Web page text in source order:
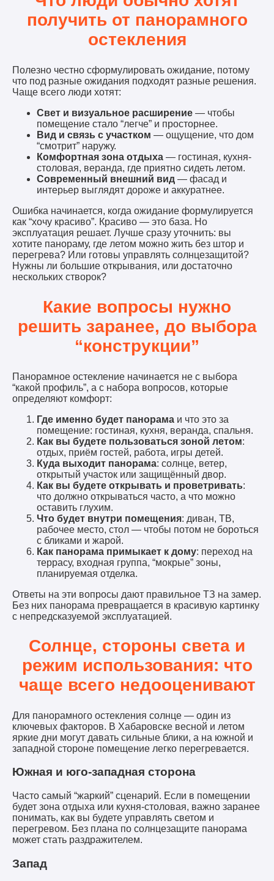
получить от панорамного
остекления
Полезно честно сформулировать ожидание, потому
что под разные ожидания подходят разные решения.
Чаще всего люди хотят:
Свет и визуальное расширение — чтобы
помещение стало “легче” и просторнее.
Вид и связь с участком — ощущение, что дом
“смотрит” наружу.
Комфортная зона отдыха — гостиная, кухня-
столовая, веранда, где приятно сидеть летом.
Современный внешний вид — фасад и
интерьер выглядят дороже и аккуратнее.
Ошибка начинается, когда ожидание формулируется
как “хочу красиво”. Красиво — это база. Но
эксплуатация решает. Лучше сразу уточнить: вы
хотите панораму, где летом можно жить без штор и
перегрева? Или готовы управлять солнцезащитой?
Нужны ли большие открывания, или достаточно
нескольких створок?
Какие вопросы нужно
решить заранее, до выбора
“конструкции”
Панорамное остекление начинается не с выбора
“какой профиль”, а с набора вопросов, которые
определяют комфорт:
Где именно будет панорама и что это за
помещение: гостиная, кухня, веранда, спальня.
Как вы будете пользоваться зоной летом:
отдых, приём гостей, работа, игры детей.
Куда выходит панорама: солнце, ветер,
открытый участок или защищённый двор.
Как вы будете открывать и проветривать:
что должно открываться часто, а что можно
оставить глухим.
Что будет внутри помещения: диван, ТВ,
рабочее место, стол — чтобы потом не бороться
с бликами и жарой.
Как панорама примыкает к дому: переход на
террасу, входная группа, “мокрые” зоны,
планируемая отделка.
Ответы на эти вопросы дают правильное ТЗ на замер.
Без них панорама превращается в красивую картинку
с непредсказуемой эксплуатацией.
Солнце, стороны света и
режим использования: что
чаще всего недооценивают
Для панорамного остекления солнце — один из
ключевых факторов. В Хабаровске весной и летом
яркие дни могут давать сильные блики, а на южной и
западной стороне помещение легко перегревается.
Южная и юго-западная сторона
Часто самый “жаркий” сценарий. Если в помещении
будет зона отдыха или кухня-столовая, важно заранее
понимать, как вы будете управлять светом и
перегревом. Без плана по солнцезащите панорама
может стать раздражителем.
Запад